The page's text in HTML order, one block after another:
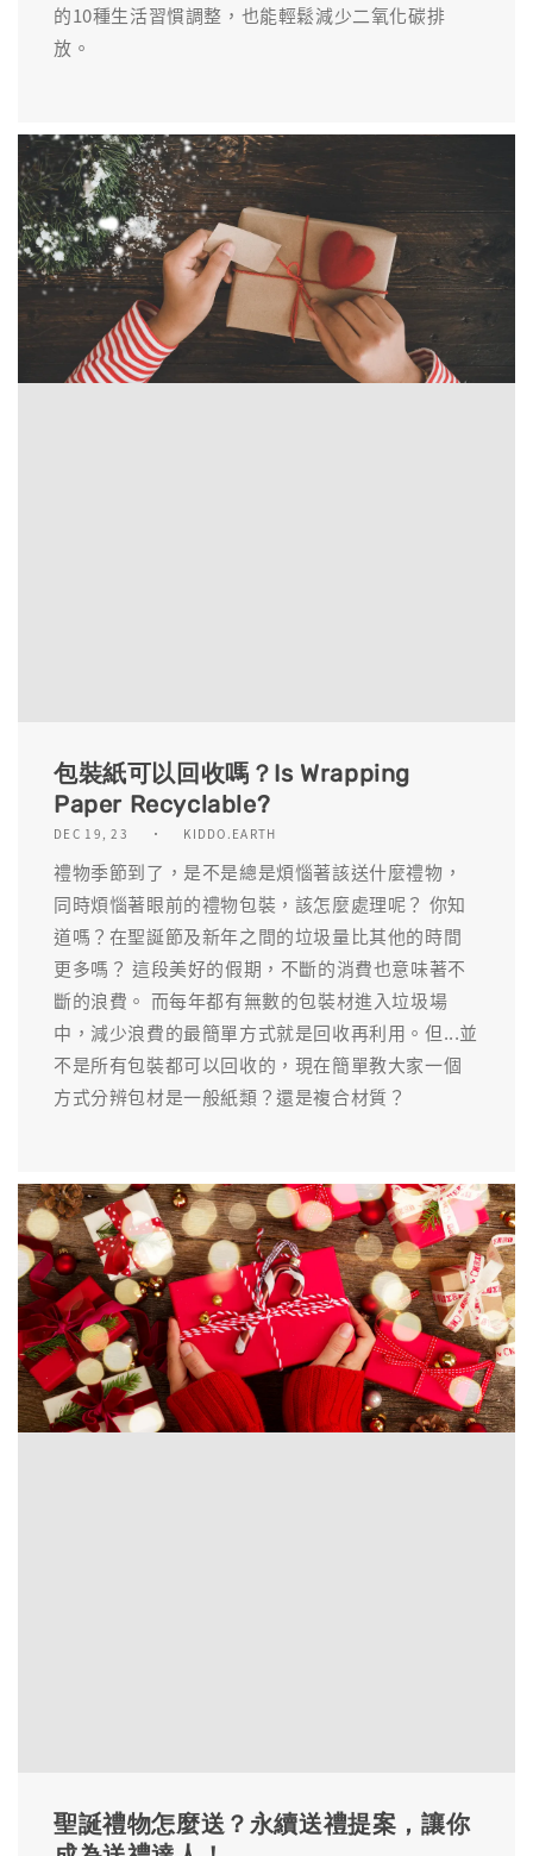
的10種生活習慣調整，也能輕鬆減少二氧化碳排
放。
包裝紙可以回收嗎？Is Wrapping
Paper Recyclable?
DEC 19, 23 KIDDO.EARTH
禮物季節到了，是不是總是煩惱著該送什麼禮物，
同時煩惱著眼前的禮物包裝，該怎麼處理呢？ 你知
道嗎？在聖誕節及新年之間的垃圾量比其他的時間
更多嗎？ 這段美好的假期，不斷的消費也意味著不
斷的浪費。 而每年都有無數的包裝材進入垃圾場
中，減少浪費的最簡單方式就是回收再利用。但...並
不是所有包裝都可以回收的，現在簡單教大家一個
方式分辨包材是一般紙類？還是複合材質？
聖誕禮物怎麼送？永續送禮提案，讓你